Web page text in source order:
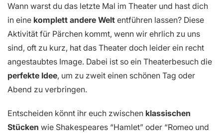
Wann warst du das letzte Mal im Theater und hast dich
in eine komplett andere Welt entführen lassen? Diese
Aktivität für Pärchen kommt, wenn wir ehrlich zu uns
sind, oft zu kurz, hat das Theater doch leider ein recht
angestaubtes Image. Dabei ist so ein Theaterbesuch die
perfekte Idee, um zu zweit einen schönen Tag oder
Abend zu verbringen.
Entscheiden könnt ihr euch zwischen klassischen
Stücken wie Shakespeares “Hamlet” oder “Romeo und